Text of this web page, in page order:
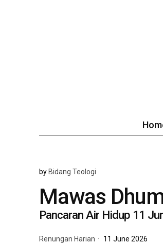
by Bidang Teologi
Mawas
Pancaran Air Hidup 11
Renungan Harian 11 June 2026